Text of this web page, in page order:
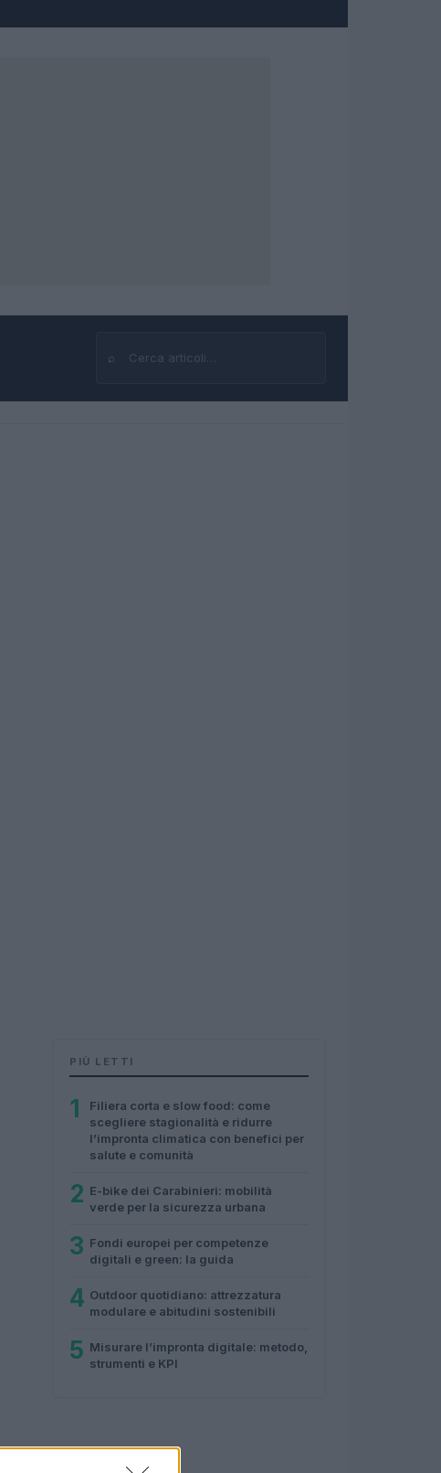
⌕
Cerca
PIÙ LETTI
1
Filiera corta e slow food: come
scegliere stagionalità e ridurre
l’impronta climatica con benefici per
salute e comunità
2 E-bike dei Carabinieri: mobilità
verde per la sicurezza urbana
3 Fondi europei per competenze
digitali e green: la guida
4 Outdoor quotidiano: attrezzatura
modulare e abitudini sostenibili
5 Misurare l’impronta digitale: metodo,
strumenti e KPI